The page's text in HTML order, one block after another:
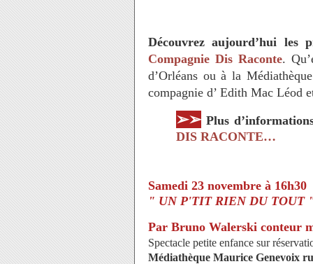
Découvrez aujourd’hui les
Compagnie Dis Raconte.
d’Orléans ou à la
compagnie d’ Edith Mac Léod
➢➢ Plus
DIS RACONTE…
Samedi 23 novembre à 16h30
" UN P'TIT RIEN DU TOUT
Par Bruno Walerski conteur
Spectacle petite enfance sur
Médiathèque Maurice Genevoix